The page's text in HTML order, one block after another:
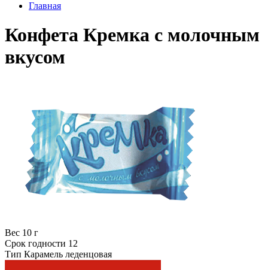
Главная
Конфета Кремка с молочным
вкусом
Вес 10 г
Срок годности 12
Тип Карамель леденцовая